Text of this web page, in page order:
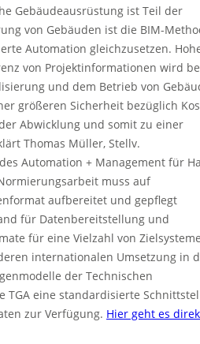
Gebäudeausrüstung ist Teil der
von Gebäuden ist die BIM-
Automation gleichzusetzen.
von Projektinformationen wird
und dem Betrieb von
größeren Sicherheit bezüglich
Abwicklung und somit zu einer
Thomas Müller, Stellv.
Automation + Management für
muss auf
aufbereitet und gepflegt
für Datenbereitstellung und
für eine Vielzahl von
internationalen Umsetzung in
der Technischen
TGA eine standardisierte
zur Verfügung. Hier geht es